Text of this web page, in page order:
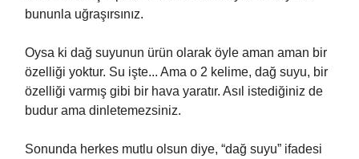
bununla uğraşırsınız.
Oysa ki dağ suyunun ürün olarak öyle aman aman bir
özelliği yoktur. Su işte... Ama o 2 kelime, dağ suyu, bir
özelliği varmış gibi bir hava yaratır. Asıl istediğiniz de
budur ama dinletemezsiniz.
Sonunda herkes mutlu olsun diye, “dağ suyu” ifadesi